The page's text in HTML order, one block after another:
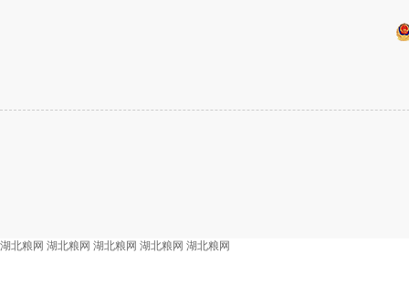
湖北粮网 湖北粮网 湖北粮网 湖北粮网 湖北粮网